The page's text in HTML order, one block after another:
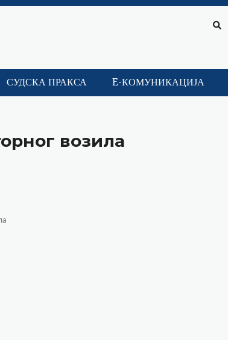
СУДСКА ПРАКСА E-КОМУНИКАЦИЈА
возила